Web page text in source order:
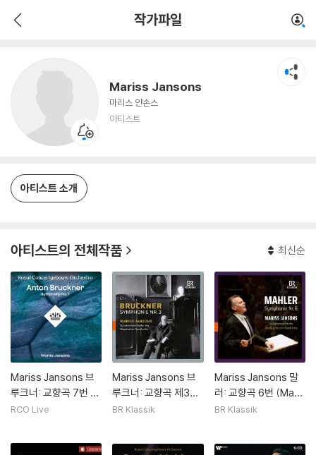
작가파일
Mariss Jansons
마리스 얀손스
아티스트
아티스트 소개
아티스트의 전체작품 최신순
Mariss Jansons 브
루크너: 교향곡 7번 (B
ruckner: Symphon
RCO Live
Mariss Jansons 브
루크너: 교향곡 제3번
(Bruckner: Sympho
BR Klassik
Mariss Jansons 말
러: 교향곡 6번 (Mahl
er: Symphonie Nr.
BR Klassik